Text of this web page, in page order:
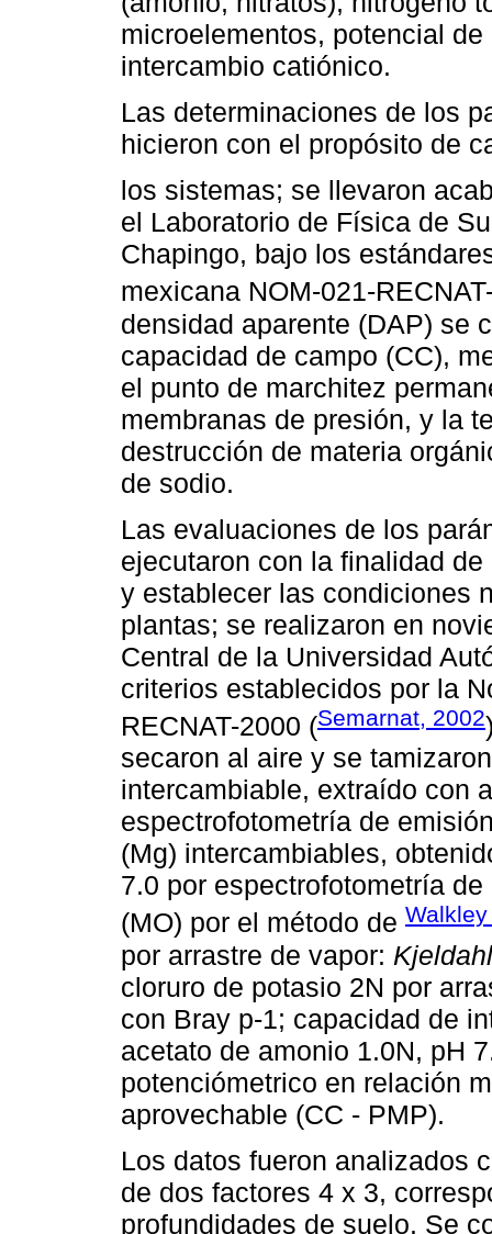
microelementos, potencial
intercambio catiónico.
Las determinaciones de los
hicieron con el propósito de
los sistemas; se llevaron
el Laboratorio de Física de
Chapingo, bajo los
mexicana NOM-021-
densidad aparente (DAP) se
capacidad de campo (CC),
el punto de marchitez
membranas de presión, y la
destrucción de materia
de sodio.
Las evaluaciones de los
ejecutaron con la finalidad
y establecer las condiciones
plantas; se realizaron en
Central de la Universidad
criterios establecidos por la
RECNAT-2000 (Semarnat, 2002
secaron al aire y se
intercambiable, extraído con
espectrofotometría de
(Mg) intercambiables,
7.0 por espectrofotometría
(MO) por el método de
por arrastre de vapor:
cloruro de potasio 2N por
con Bray p-1; capacidad de
acetato de amonio 1.0N, pH
potenciómetrico en relación
aprovechable (CC - PMP).
Los datos fueron analizados
de dos factores 4 x 3,
profundidades de suelo. Se